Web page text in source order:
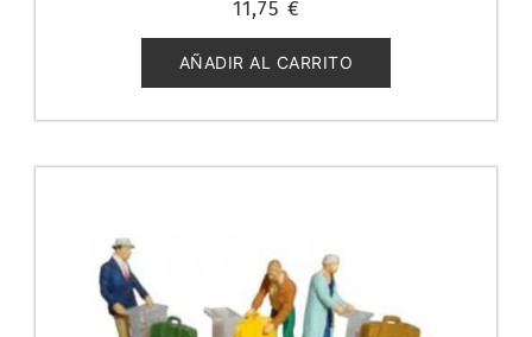
con
de
5
11,75 €
AÑADIR AL CARRITO